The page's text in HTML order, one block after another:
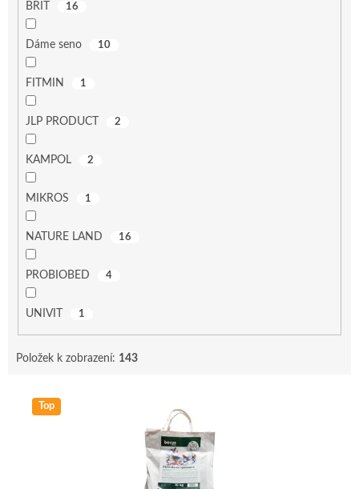
BRIT 16
Dáme seno 10
FITMIN 1
JLP PRODUCT 2
KAMPOL 2
MIKROS 1
NATURE LAND 16
PROBIOBED 4
UNIVIT 1
Položek k zobrazení: 143
Top